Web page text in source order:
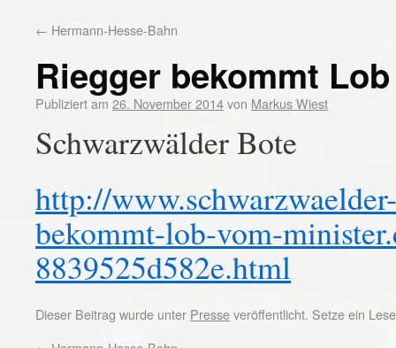
← Hermann-Hesse-Bahn
Riegger bekommt
Publiziert am 26. November 2014von Markus Wiest
Schwarzwälder Bote
http://
bekommt-lob-vom-
8839525d582e.html
Dieser Beitrag wurde unter Presseveröffentlicht. Setze ein